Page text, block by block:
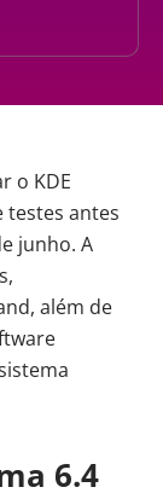
o KDE
testes antes
junho. A
além de
6.4